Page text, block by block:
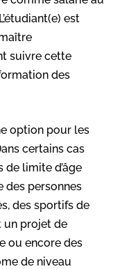
est
suivre cette
des
option pour les
certains cas
de limite d’âge
des personnes
des sportifs de
un projet de
ou encore des
de niveau